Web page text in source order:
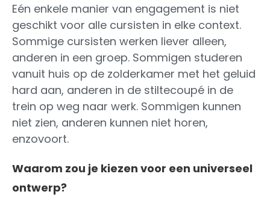
Eén enkele manier van engagement is niet
geschikt voor alle cursisten in elke context.
Sommige cursisten werken liever alleen,
anderen in een groep. Sommigen studeren
vanuit huis op de zolderkamer met het geluid
hard aan, anderen in de stiltecoupé in de
trein op weg naar werk. Sommigen kunnen
niet zien, anderen kunnen niet horen,
enzovoort.
Waarom zou je kiezen voor een universeel
ontwerp?